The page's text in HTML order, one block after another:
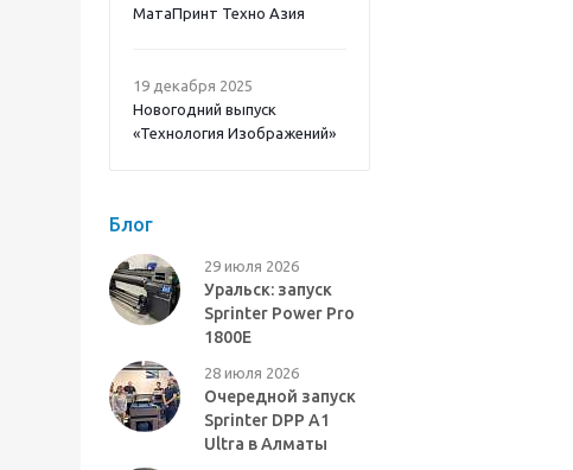
МатаПринт Техно Азия
19 декабря 2025
Новогодний выпуск
«Технология Изображений»
Блог
29 июля 2026
Уральск: запуск
Sprinter Power Pro
1800E
28 июля 2026
Очередной запуск
Sprinter DPP A1
Ultra в Алматы